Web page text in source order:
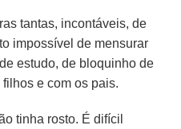
tantas, incontáveis, de
impossível de mensurar
estudo, de bloquinho de
e com os pais.
tinha rosto. É difícil